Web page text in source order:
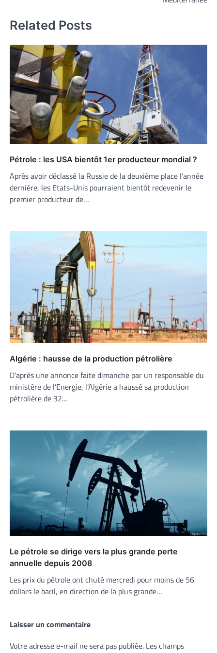
Related Posts
Pétrole : les USA bientôt 1er producteur mondial ?
Après avoir déclassé la Russie de la deuxième place l’année
dernière, les Etats-Unis pourraient bientôt redevenir le
premier producteur de…
Algérie : hausse de la production pétrolière
D’après une annonce faite dimanche par un responsable du
ministère de l’Energie, l’Algérie a haussé sa production
pétrolière de 32…
Le pétrole se dirige vers la plus grande perte
annuelle depuis 2008
Les prix du pétrole ont chuté mercredi pour moins de 56
dollars le baril, en direction de la plus grande…
Laisser un commentaire
Votre adresse e-mail ne sera pas publiée. Les champs